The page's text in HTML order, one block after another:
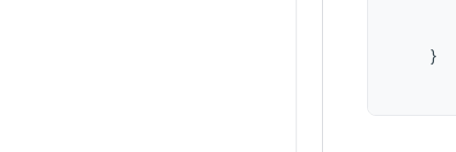
}